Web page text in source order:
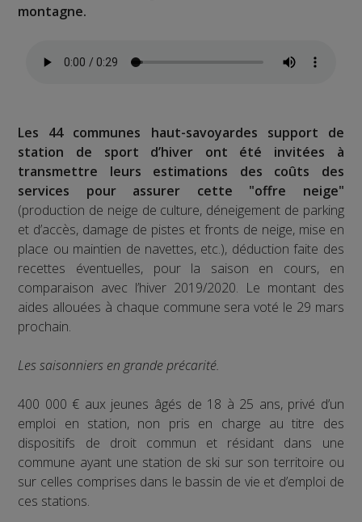
montagne.
Les 44 communes haut-savoyardes support de
station de sport d’hiver ont été invitées à
transmettre leurs estimations des coûts des
services pour assurer cette "offre neige"
(production de neige de culture, déneigement de parking
et d’accès, damage de pistes et fronts de neige, mise en
place ou maintien de navettes, etc.), déduction faite des
recettes éventuelles, pour la saison en cours, en
comparaison avec l’hiver 2019/2020. Le montant des
aides allouées à chaque commune sera voté le 29 mars
prochain.
Les saisonniers en grande précarité.
400 000 € aux jeunes âgés de 18 à 25 ans, privé d’un
emploi en station, non pris en charge au titre des
dispositifs de droit commun et résidant dans une
commune ayant une station de ski sur son territoire ou
sur celles comprises dans le bassin de vie et d’emploi de
ces stations.